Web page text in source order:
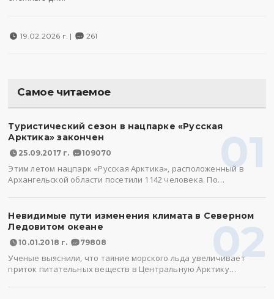
19.02.2026 г. | 261
Самое читаемое
01
Туристический сезон в нацпарке «Русская
Арктика» закончен
25.09.2017 г. 109070
Этим летом нацпарк «Русская Арктика», расположенный в
Архангельской области посетили 1142 человека. По…
02
Невидимые пути изменения климата в Северном
Ледовитом океане
10.01.2018 г. 79808
Ученые выяснили, что таяние морского льда увеличивает
приток питательных веществ в Центральную Арктику…